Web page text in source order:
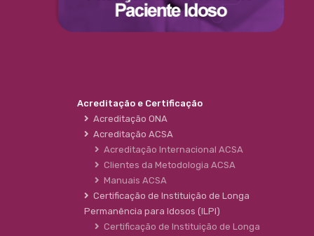
Acreditação e Certificação
Acreditação ONA
Acreditação ACSA
Acreditação Internacional ACSA
Clientes da Metodologia ACSA
Manuais ACSA
Certificação de Instituição de Longa
Permanência para Idosos (ILPI)
Certificação de Instituição de Longa